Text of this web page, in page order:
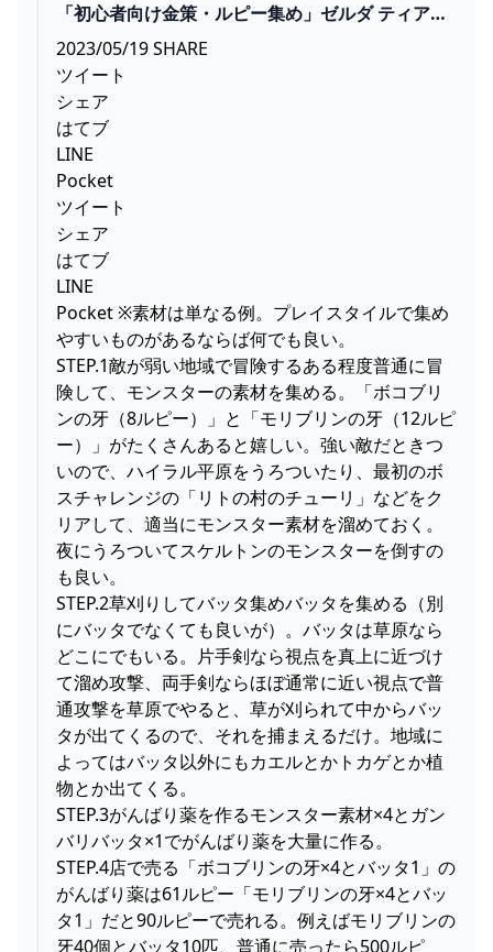
「初心者向け金策・ルピー集め」ゼルダ ティアキ
ン攻略【ゼルダの伝説ティアーズオブザキングダ
2023/05/19 SHARE
ツイート
シェア
はてブ
LINE
Pocket
ツイート
シェア
はてブ
LINE
Pocket ※素材は単なる例。プレイスタイルで集め
やすいものがあるならば何でも良い。
STEP.1敵が弱い地域で冒険するある程度普通に冒
険して、モンスターの素材を集める。「ボコブリ
ンの牙（8ルピー）」と「モリブリンの牙（12ルピ
ー）」がたくさんあると嬉しい。強い敵だときつ
いので、ハイラル平原をうろついたり、最初のボ
スチャレンジの「リトの村のチューリ」などをク
リアして、適当にモンスター素材を溜めておく。
夜にうろついてスケルトンのモンスターを倒すの
も良い。
STEP.2草刈りしてバッタ集めバッタを集める（別
にバッタでなくても良いが）。バッタは草原なら
どこにでもいる。片手剣なら視点を真上に近づけ
て溜め攻撃、両手剣ならほぼ通常に近い視点で普
通攻撃を草原でやると、草が刈られて中からバッ
タが出てくるので、それを捕まえるだけ。地域に
よってはバッタ以外にもカエルとかトカゲとか植
物とか出てくる。
STEP.3がんばり薬を作るモンスター素材×4とガン
バリバッタ×1でがんばり薬を大量に作る。
STEP.4店で売る「ボコブリンの牙×4とバッタ1」の
がんばり薬は61ルピー「モリブリンの牙×4とバッ
タ1」だと90ルピーで売れる。例えばモリブリンの
牙40個とバッタ10匹、普通に売ったら500ルピ